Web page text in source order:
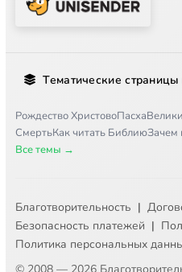
Тематические
Рождество ХристовоПасха
СмертьКак читать БиблиюЗачем
Все темы →
Благотворительность |
Безопасность платежей |
Политика персональных
© 2008 — 2026